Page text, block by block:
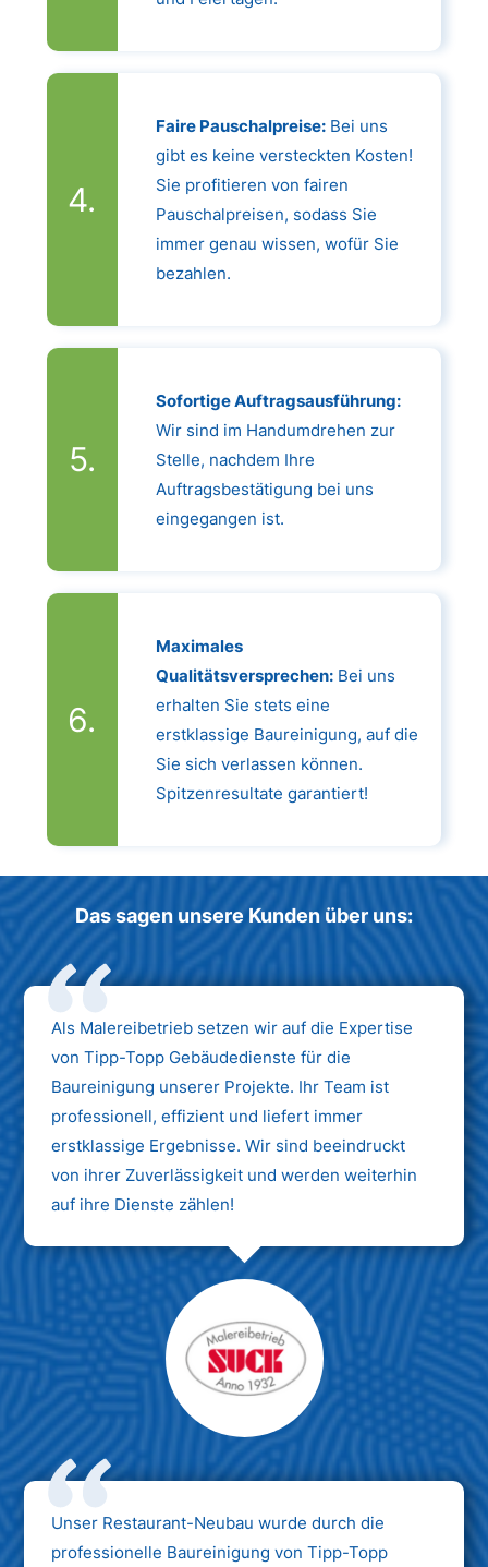
Faire Pauschalpreise:Bei uns
gibt es keine versteckten Kosten!
Sie profitieren von fairen
Pauschalpreisen, sodass Sie
immer genau wissen, wofür Sie
bezahlen.
Sofortige Auftragsausführung:
Wir sind im Handumdrehen zur
Stelle, nachdem Ihre
Auftragsbestätigung bei uns
eingegangen ist.
Maximales
Qualitätsversprechen:Bei uns
erhalten Sie stets eine
erstklassige Baureinigung, auf die
Sie sich verlassen können.
Spitzenresultate garantiert!
Das sagen unsere Kunden über uns:
Als Malereibetrieb setzen wir auf die Expertise
von Tipp-Topp Gebäudedienste für die
Baureinigung unserer Projekte. Ihr Team ist
professionell, effizient und liefert immer
erstklassige Ergebnisse. Wir sind beeindruckt
von ihrer Zuverlässigkeit und werden weiterhin
auf ihre Dienste zählen!
Unser Restaurant-Neubau wurde durch die
professionelle Baureinigung von Tipp-Topp